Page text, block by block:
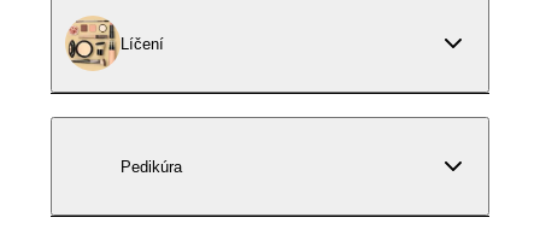
Líčení
Pedikúra